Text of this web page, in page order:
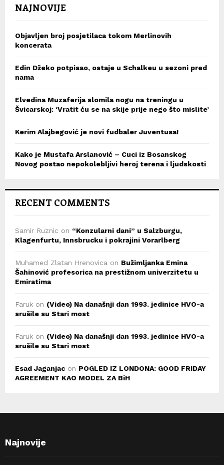
NAJNOVIJE
Objavljen broj posjetilaca tokom Merlinovih
koncerata
Edin Džeko potpisao, ostaje u Schalkeu u sezoni pred
nama
Elvedina Muzaferija slomila nogu na treningu u
Švicarskoj: ‘Vratit ću se na skije prije nego što mislite’
Kerim Alajbegović je novi fudbaler Juventusa!
Kako je Mustafa Arslanović – Cuci iz Bosanskog
Novog postao nepokolebljivi heroj terena i ljudskosti
RECENT COMMENTS
Samir Ruznic on “Konzularni dani” u Salzburgu,
Klagenfurtu, Innsbrucku i pokrajini Vorarlberg
Muhamed Zlatan Hrenovica on Bužimljanka Emina
Šahinović profesorica na prestižnom univerzitetu u
Emiratima
Faruk on (Video) Na današnji dan 1993. jedinice HVO-a
srušile su Stari most
Faruk on (Video) Na današnji dan 1993. jedinice HVO-a
srušile su Stari most
Esad Jaganjac on POGLED IZ LONDONA: GOOD FRIDAY
AGREEMENT KAO MODEL ZA BiH
Najnovije